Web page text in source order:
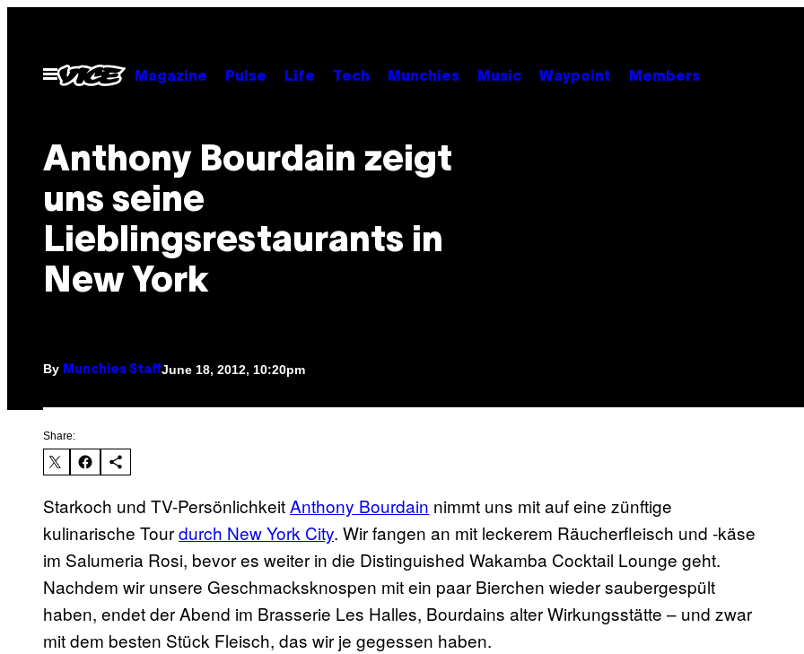
contentOpen
Menu
Magazine Pulse Life Tech Munchies Music Waypoint Members
Anthony Bourdain zeigt
uns seine
Lieblingsrestaurants in
New York
By Munchies StaffJune 18, 2012, 10:20pm
Share:
Starkoch und TV-PersönlichkeitAnthony Bourdain nimmt uns mit auf eine zünftige
kulinarische Tourdurch New York City. Wir fangen an mit leckerem Räucherfleisch und -käse
im Salumeria Rosi, bevor es weiter in die Distinguished Wakamba Cocktail Lounge geht.
Nachdem wir unsere Geschmacksknospen mit ein paar Bierchen wieder saubergespült
haben, endet der Abend im Brasserie Les Halles, Bourdains alter Wirkungsstätte – und zwar
mit dem besten Stück Fleisch, das wir je gegessen haben.